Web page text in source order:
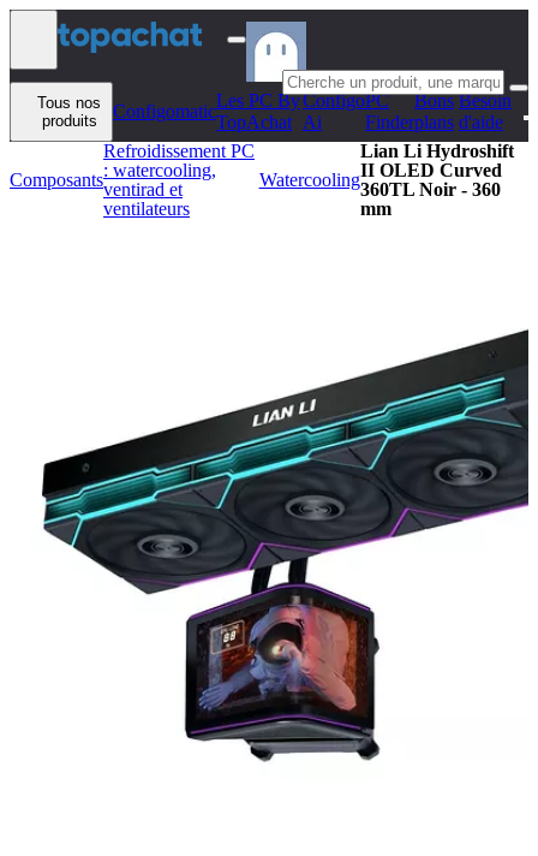
Aller au contenu
Tous nos
produits
Configomatic
Les PC By
TopAchat
Configo
Ai
PC
Finder
Bons
plans
Besoin
d'aide
Composants
Refroidissement PC
: watercooling,
ventirad et
ventilateurs
Watercooling
Lian Li Hydroshift
II OLED Curved
360TL Noir - 360
mm